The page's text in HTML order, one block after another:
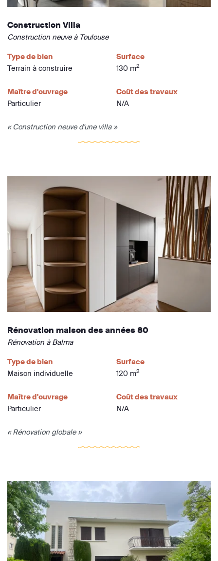
Construction Villa
Construction neuve à Toulouse
Type de bien
Terrain à construire
Surface
130 m2
Maître d'ouvrage
Particulier
Coût des travaux
N/A
« Construction neuve d'une villa »
Rénovation maison des années 80
Rénovation à Balma
Type de bien
Maison individuelle
Surface
120 m2
Maître d'ouvrage
Particulier
Coût des travaux
N/A
« Rénovation globale »